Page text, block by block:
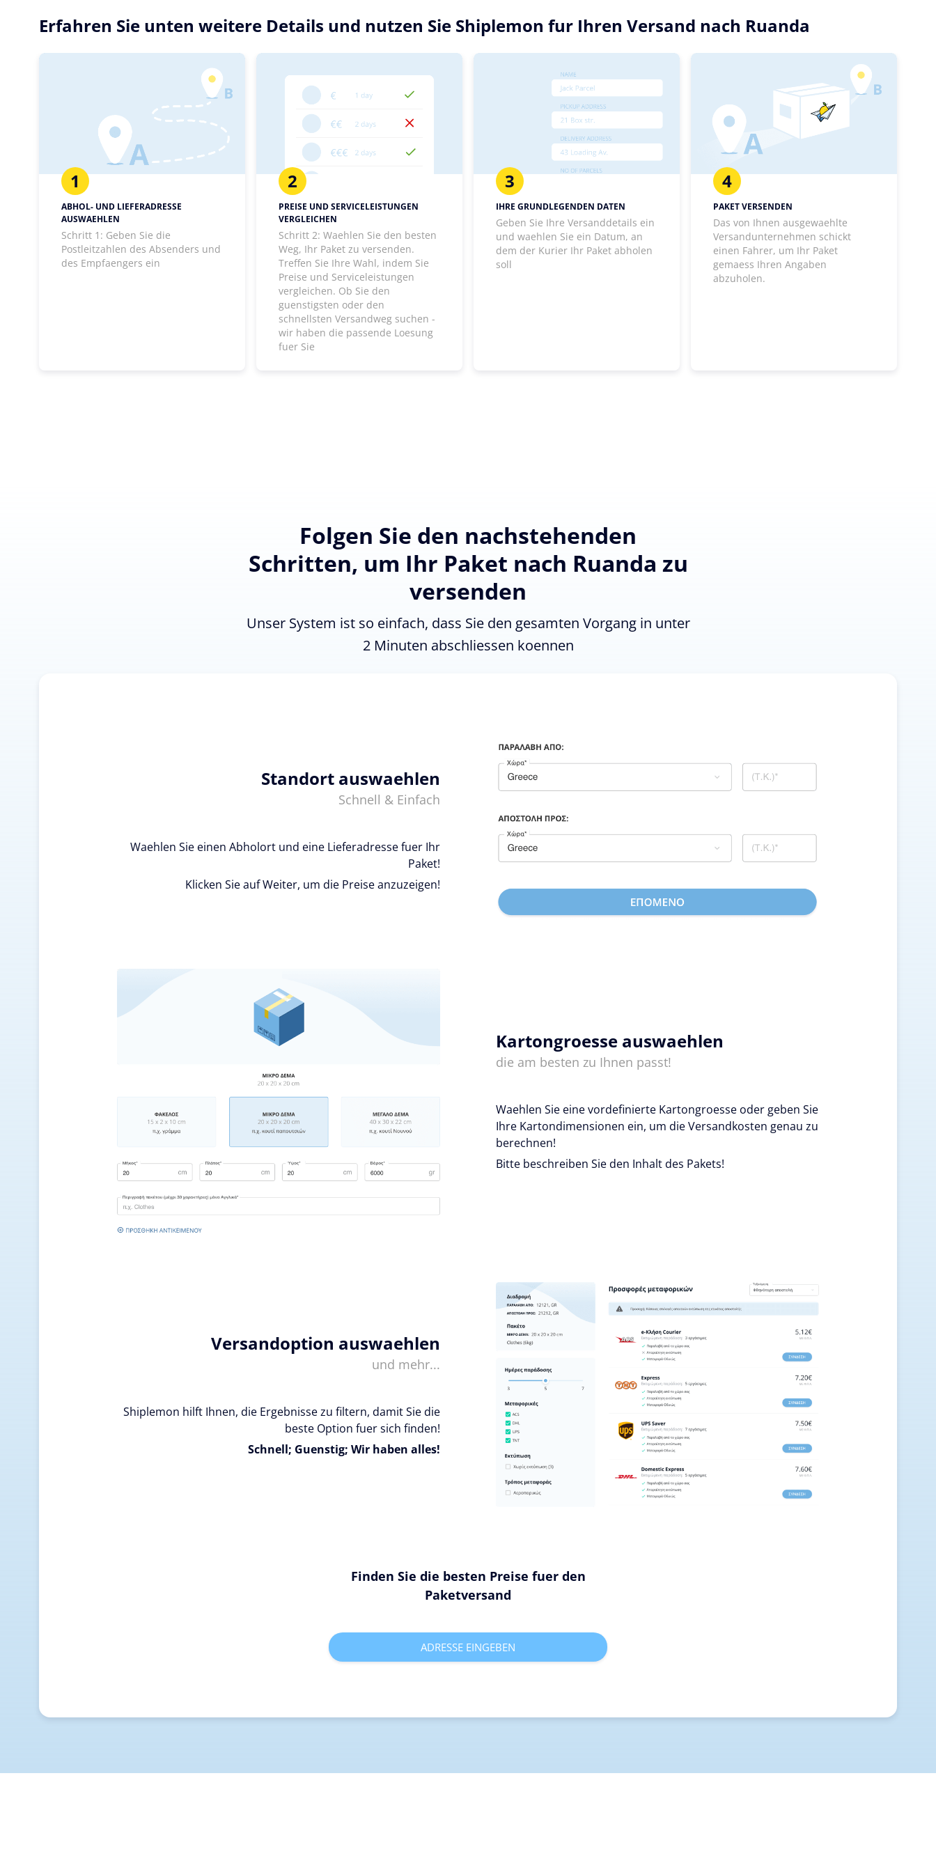
Erfahren Sie unten weitere Details und nutzen Sie Shiplemon fur Ihren Versand nach Ruanda
1
ABHOL- UND LIEFERADRESSE
AUSWAEHLEN
Schritt 1: Geben Sie die
Postleitzahlen des Absenders und
des Empfaengers ein
2
PREISE UND SERVICELEISTUNGEN
VERGLEICHEN
Schritt 2: Waehlen Sie den besten
Weg, Ihr Paket zu versenden.
Treffen Sie Ihre Wahl, indem Sie
Preise und Serviceleistungen
vergleichen. Ob Sie den
guenstigsten oder den
schnellsten Versandweg suchen -
wir haben die passende Loesung
fuer Sie
3
IHRE GRUNDLEGENDEN DATEN
Geben Sie Ihre Versanddetails ein
und waehlen Sie ein Datum, an
dem der Kurier Ihr Paket abholen
soll
4
PAKET VERSENDEN
Das von Ihnen ausgewaehlte
Versandunternehmen schickt
einen Fahrer, um Ihr Paket
gemaess Ihren Angaben
abzuholen.
Folgen Sie den nachstehenden
Schritten, um Ihr Paket nach Ruanda zu
versenden
Unser System ist so einfach, dass Sie den gesamten Vorgang in unter
2 Minuten abschliessen koennen
Standort auswaehlen
Schnell & Einfach
Waehlen Sie einen Abholort und eine Lieferadresse fuer Ihr
Paket!
Klicken Sie auf Weiter, um die Preise anzuzeigen!
Kartongroesse auswaehlen
die am besten zu Ihnen passt!
Waehlen Sie eine vordefinierte Kartongroesse oder geben Sie
Ihre Kartondimensionen ein, um die Versandkosten genau zu
berechnen!
Bitte beschreiben Sie den Inhalt des Pakets!
Versandoption auswaehlen
und mehr...
Shiplemon hilft Ihnen, die Ergebnisse zu filtern, damit Sie die
beste Option fuer sich finden!
Schnell; Guenstig; Wir haben alles!
Finden Sie die besten Preise fuer den
Paketversand
ADRESSE EINGEBEN